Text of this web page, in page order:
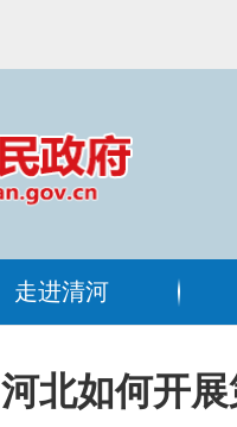
走进清河
河北如何开